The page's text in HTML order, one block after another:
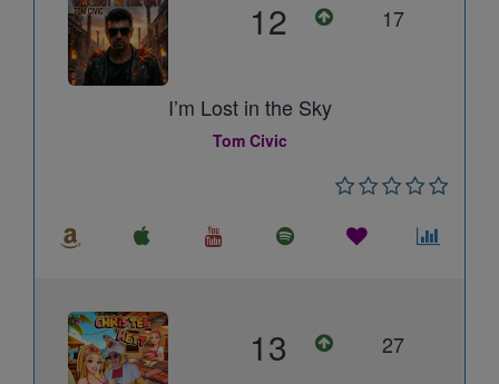
12 17
I’m Lost in the Sky
Tom Civic
13 27